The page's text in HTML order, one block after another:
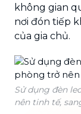
không gian
nơi đón tiếp
của gia chủ.
Sử dụng đèn
nên tinh tế,